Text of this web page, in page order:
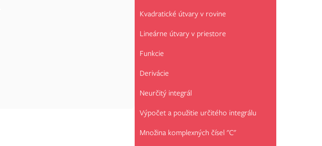
Kvadratické útvary v rovine
Lineárne útvary v priestore
Funkcie
Derivácie
Neurčitý integrál
Výpočet a použitie určitého integrálu
Množina komplexných čísel "C"